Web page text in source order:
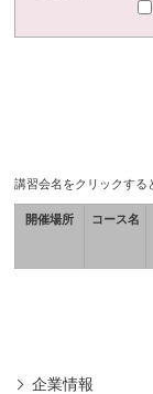
講習会名をクリックする
開催場所 コース名
企業情報